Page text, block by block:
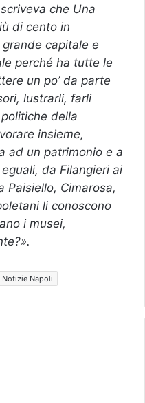
che Una
di cento in
capitale e
perché ha tutte le
un po’ da parte
lustrarli, farli
della
insieme,
ad un patrimonio e a
da Filangieri ai
Paisiello, Cimarosa,
li conoscono
i musei,
Notizie Napoli